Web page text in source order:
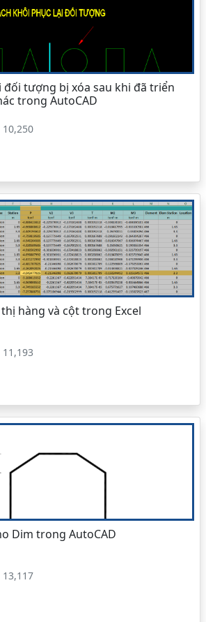
đối tượng bị xóa sau khi đã triển
trong AutoCAD
10,250
hàng và cột trong Excel
11,193
Dim trong AutoCAD
13,117